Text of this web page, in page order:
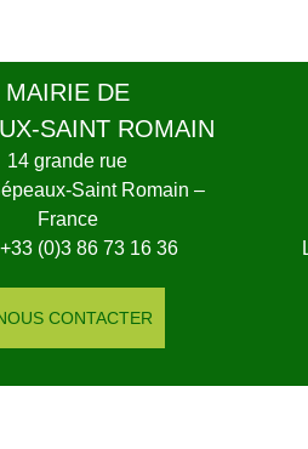
MAIRIE DE
SAINT ROMAIN
14 grande rue
Saint Romain –
France
(0)3 86 73 16 36
CONTACTER